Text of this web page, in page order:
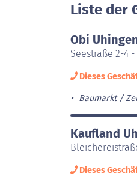
Liste der
Obi
Seestraße 2-4 -
Dieses
Baumarkt
Kaufland
Dieses